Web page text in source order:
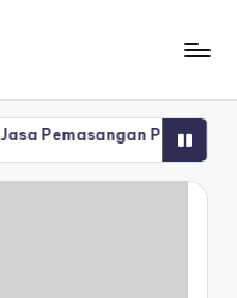
Pompa Kebakaran